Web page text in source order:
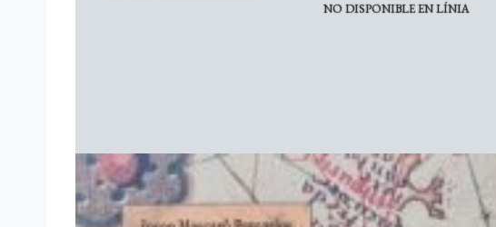
NO DISPONIBLE EN LÍNIA